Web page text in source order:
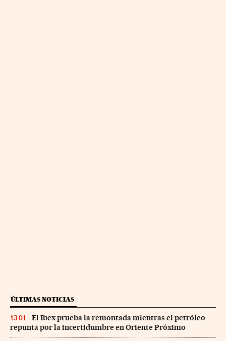
ÚLTIMAS NOTICIAS
13:01
El Ibex prueba la remontada mientras el petróleo
repunta por la incertidumbre en Oriente Próximo